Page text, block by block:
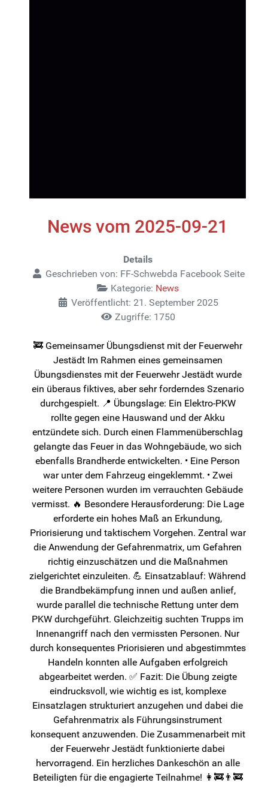
News vom 2025-09-21
Details
Geschrieben von: FF-Schwebda Facebook Seite
Kategorie: News
Veröffentlicht: 21. September 2025
Zugriffe: 1750
🚒 Gemeinsamer Übungsdienst mit der Feuerwehr
Jestädt Im Rahmen eines gemeinsamen
Übungsdienstes mit der Feuerwehr Jestädt wurde
ein überaus fiktives, aber sehr forderndes Szenario
durchgespielt. 📍 Übungslage: Ein Elektro-PKW
rollte gegen eine Hauswand und der Akku
entzündete sich. Durch einen Flammenüberschlag
gelangte das Feuer in das Wohngebäude, wo sich
ebenfalls Brandherde entwickelten. • Eine Person
war unter dem Fahrzeug eingeklemmt. • Zwei
weitere Personen wurden im verrauchten Gebäude
vermisst. 🔥 Besondere Herausforderung: Die Lage
erforderte ein hohes Maß an Erkundung,
Priorisierung und taktischem Vorgehen. Zentral war
die Anwendung der Gefahrenmatrix, um Gefahren
richtig einzuschätzen und die Maßnahmen
zielgerichtet einzuleiten. 💪 Einsatzablauf: Während
die Brandbekämpfung innen und außen anlief,
wurde parallel die technische Rettung unter dem
PKW durchgeführt. Gleichzeitig suchten Trupps im
Innenangriff nach den vermissten Personen. Nur
durch konsequentes Priorisieren und abgestimmtes
Handeln konnten alle Aufgaben erfolgreich
abgearbeitet werden. ✅ Fazit: Die Übung zeigte
eindrucksvoll, wie wichtig es ist, komplexe
Einsatzlagen strukturiert anzugehen und dabei die
Gefahrenmatrix als Führungsinstrument
konsequent anzuwenden. Die Zusammenarbeit mit
der Feuerwehr Jestädt funktionierte dabei
hervorragend. Ein herzliches Dankeschön an alle
Beteiligten für die engagierte Teilnahme! 👩‍🚒👨‍🚒